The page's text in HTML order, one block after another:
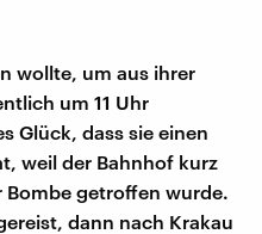
wollte, um aus ihrer
um 11 Uhr
Glück, dass sie einen
weil der Bahnhof kurz
getroffen wurde.
dann nach Krakau